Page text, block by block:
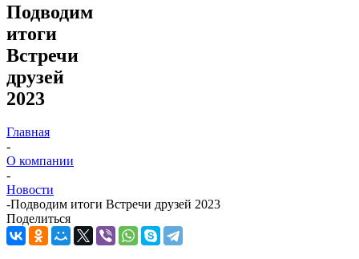
Подводим
итоги
Встречи
друзей
2023
Главная
-
О компании
-
Новости
-Подводим итоги Встречи друзей 2023
Поделиться